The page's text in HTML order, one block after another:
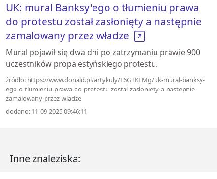
UK: mural Banksy'ego o tłumieniu prawa
do protestu został zasłonięty a następnie
zamalowany przez władze
Mural pojawił się dwa dni po zatrzymaniu prawie 900
uczestników propalestyńskiego protestu.
źródło: https://www.donald.pl/artykuly/E6GTKFMg/uk-mural-banksy-
ego-o-tlumieniu-prawa-do-protestu-zostal-zasloniety-a-nastepnie-
zamalowany-przez-wladze
dodano: 11-09-2025 09:46:11
Inne znaleziska: